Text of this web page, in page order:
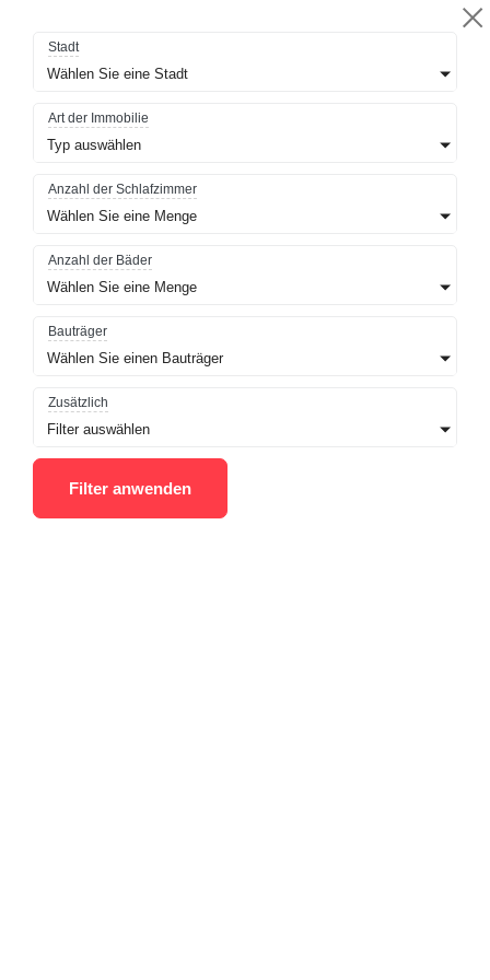
Stadt
Wählen Sie eine Stadt
Art der Immobilie
Typ auswählen
Anzahl der Schlafzimmer
Wählen Sie eine Menge
Anzahl der Bäder
Wählen Sie eine Menge
Bauträger
Wählen Sie einen Bauträger
Zusätzlich
Filter auswählen
Filter anwenden